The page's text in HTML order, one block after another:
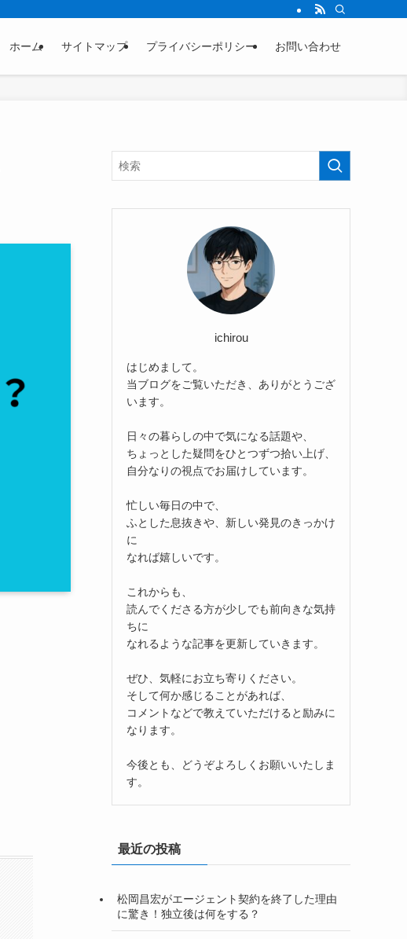
ホーム サイトマップ プライバシーポリシー お問い合わせ
ichirou
はじめまして。
当ブログをご覧いただき、ありがとうござ
います。
日々の暮らしの中で気になる話題や、
ちょっとした疑問をひとつずつ拾い上げ、
自分なりの視点でお届けしています。
忙しい毎日の中で、
ふとした息抜きや、新しい発見のきっかけ
に
なれば嬉しいです。
これからも、
読んでくださる方が少しでも前向きな気持
ちに
なれるような記事を更新していきます。
ぜひ、気軽にお立ち寄りください。
そして何か感じることがあれば、
コメントなどで教えていただけると励みに
なります。
今後とも、どうぞよろしくお願いいたしま
す。
最近の投稿
松岡昌宏がエージェント契約を終了した理由
に驚き！独立後は何をする？